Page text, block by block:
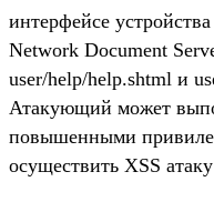
интерфейсе
Network Document
user/help/help.shtml и
Атакующий может
повышенными
осуществить XSS